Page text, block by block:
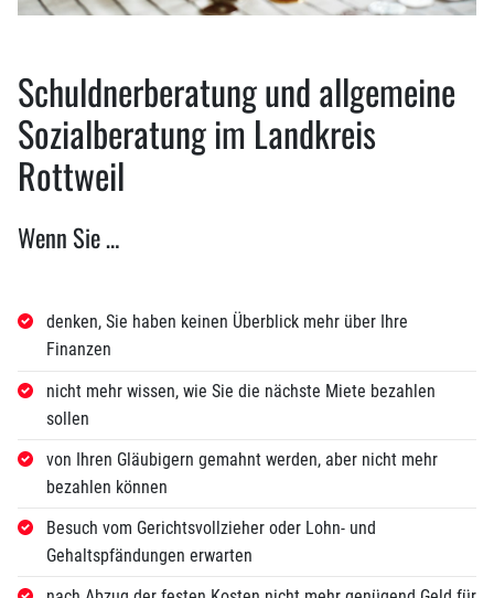
Schuldnerberatung und allgemeine
Sozialberatung im Landkreis
Rottweil
Wenn Sie …
denken, Sie haben keinen Überblick mehr über Ihre
Finanzen
nicht mehr wissen, wie Sie die nächste Miete bezahlen
sollen
von Ihren Gläubigern gemahnt werden, aber nicht mehr
bezahlen können
Besuch vom Gerichtsvollzieher oder Lohn- und
Gehaltspfändungen erwarten